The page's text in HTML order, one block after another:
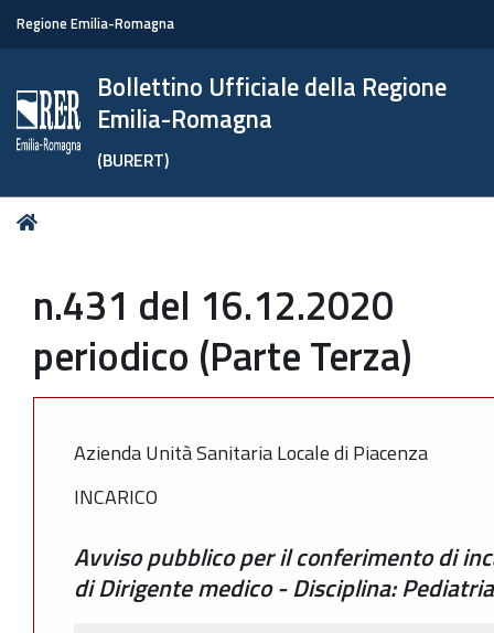
Regione Emilia-Romagna
Bollettino Ufficiale della Regione
Emilia-Romagna
(BURERT)
Tu
n.431 del 16.12.2020
periodico (Parte Terza)
Azienda Unità Sanitaria Locale di Piacenza
INCARICO
Avviso pubblico per il conferimento di
di Dirigente medico - Disciplina: Pediatria